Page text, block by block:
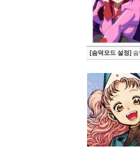
[숨덕모드 설정]